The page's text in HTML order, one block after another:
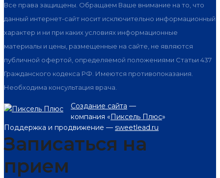
Все права защищены. Обращаем Ваше внимание на то, что
данный интернет-сайт носит исключительно информационный
характер и ни при каких условиях информационные
материалы и цены, размещенные на сайте, не являются
публичной офертой, определяемой положениями Статьи 437
Гражданского кодекса РФ. Имеются противопоказания.
Необходима консультация врача.
Создание сайта —
компания «Пиксель Плюс»
Поддержка и продвижение — sweetlead.ru
Записаться на
прием